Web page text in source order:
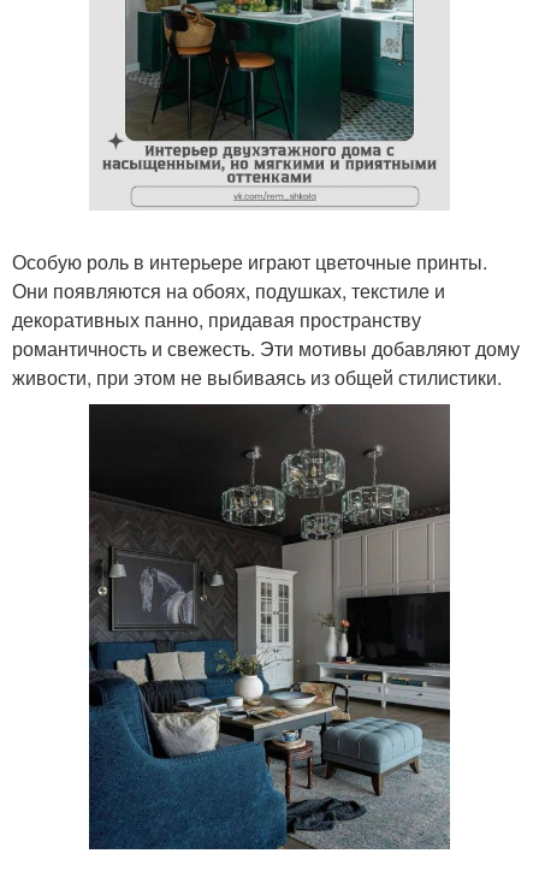
Особую роль в интерьере играют цветочные принты.
Они появляются на обоях, подушках, текстиле и
декоративных панно, придавая пространству
романтичность и свежесть. Эти мотивы добавляют дому
живости, при этом не выбиваясь из общей стилистики.